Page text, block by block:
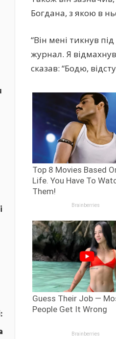
Богдана, з якою в
“Він мені тикнув
журнал. Я
сказав: “Бодю,